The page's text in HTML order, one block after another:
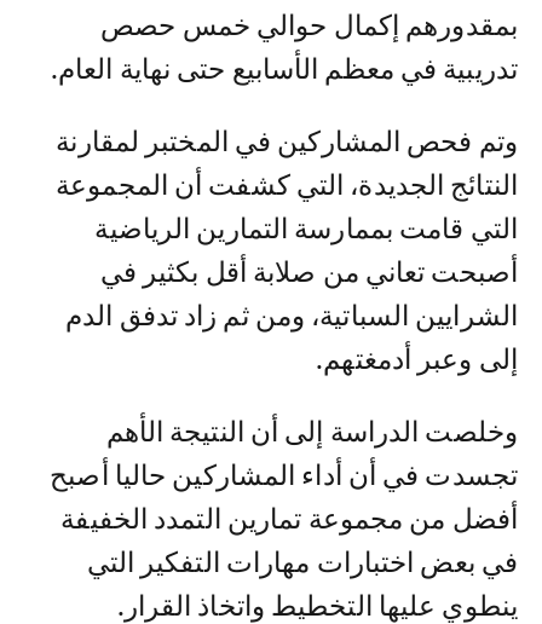
بمقدورهم إكمال حوالي خمس حصص
تدريبية في معظم الأسابيع حتى نهاية العام.
وتم فحص المشاركين في المختبر لمقارنة
النتائج الجديدة، التي كشفت أن المجموعة
التي قامت بممارسة التمارين الرياضية
أصبحت تعاني من صلابة أقل بكثير في
الشرايين السباتية، ومن ثم زاد تدفق الدم
إلى وعبر أدمغتهم.
وخلصت الدراسة إلى أن النتيجة الأهم
تجسدت في أن أداء المشاركين حاليا أصبح
أفضل من مجموعة تمارين التمدد الخفيفة
في بعض اختبارات مهارات التفكير التي
ينطوي عليها التخطيط واتخاذ القرار.